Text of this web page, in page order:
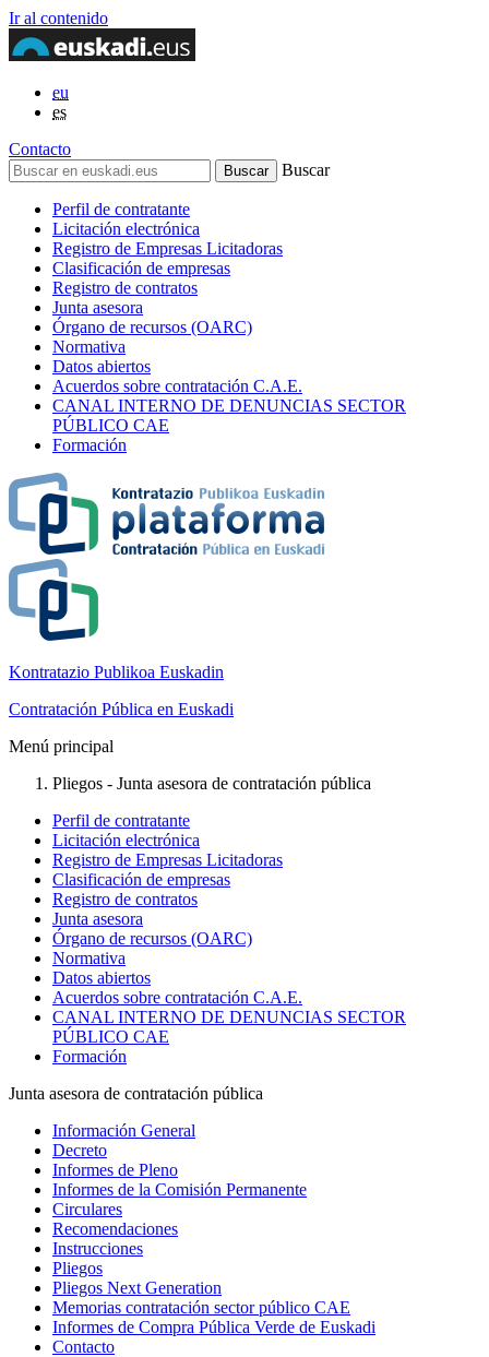
Ir al contenido
eu
es
Contacto
Buscar
Perfil de contratante
Licitación electrónica
Registro de Empresas Licitadoras
Clasificación de empresas
Registro de contratos
Junta asesora
Órgano de recursos (OARC)
Normativa
Datos abiertos
Acuerdos sobre contratación C.A.E.
CANAL INTERNO DE DENUNCIAS SECTOR
PÚBLICO CAE
Formación
Kontratazio Publikoa Euskadin
Contratación Pública en Euskadi
Menú principal
Pliegos - Junta asesora de contratación pública
Perfil de contratante
Licitación electrónica
Registro de Empresas Licitadoras
Clasificación de empresas
Registro de contratos
Junta asesora
Órgano de recursos (OARC)
Normativa
Datos abiertos
Acuerdos sobre contratación C.A.E.
CANAL INTERNO DE DENUNCIAS SECTOR
PÚBLICO CAE
Formación
Junta asesora de contratación pública
Información General
Decreto
Informes de Pleno
Informes de la Comisión Permanente
Circulares
Recomendaciones
Instrucciones
Pliegos
Pliegos Next Generation
Memorias contratación sector público CAE
Informes de Compra Pública Verde de Euskadi
Contacto